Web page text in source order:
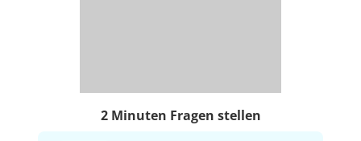
2 Minuten Fragen stellen